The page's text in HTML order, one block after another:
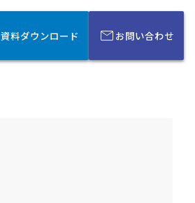
資料ダウンロード mail お問い合わせ